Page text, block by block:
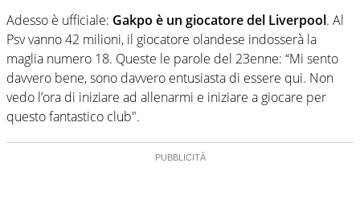
Adesso è ufficiale: Gakpo è un giocatore del Liverpool. Al
Psv vanno 42 milioni, il giocatore olandese indosserà la
maglia numero 18. Queste le parole del 23enne: “Mi sento
davvero bene, sono davvero entusiasta di essere qui. Non
vedo l’ora di iniziare ad allenarmi e iniziare a giocare per
questo fantastico club".